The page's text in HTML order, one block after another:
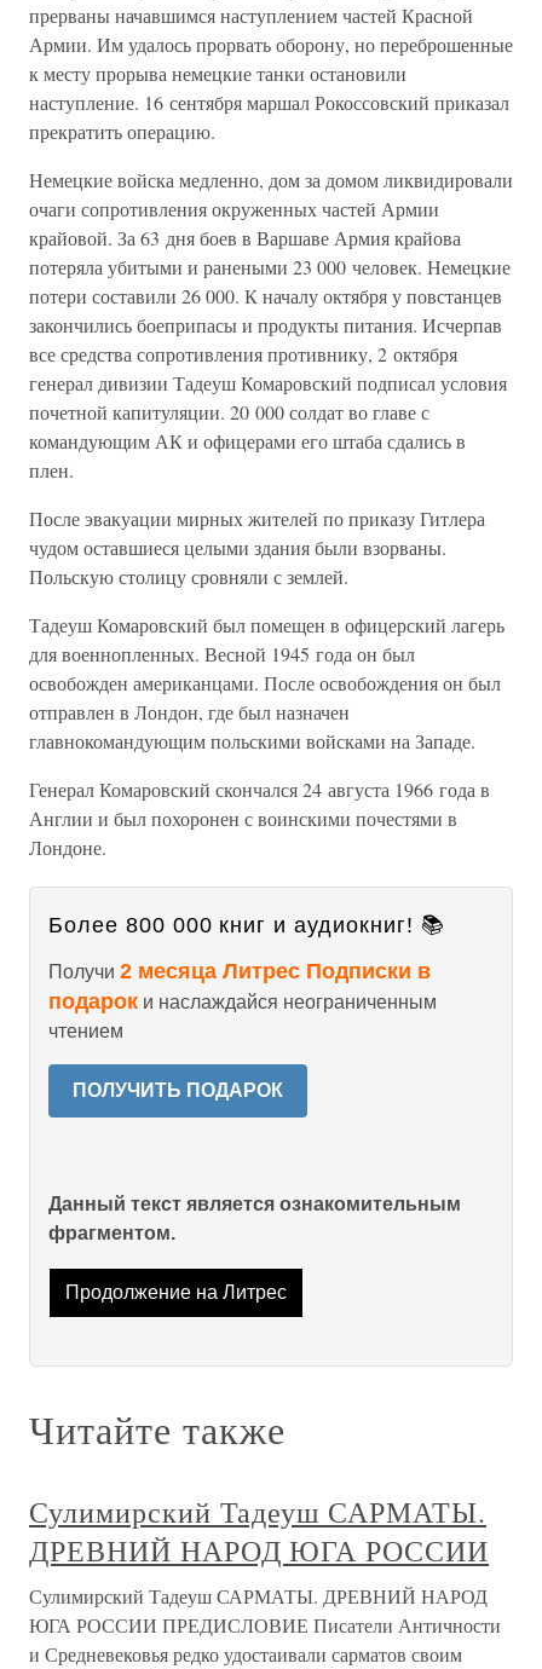
прерваны начавшимся наступлением частей Красной
Армии. Им удалось прорвать оборону, но переброшенные
к месту прорыва немецкие танки остановили
наступление. 16 сентября маршал Рокоссовский приказал
прекратить операцию.
Немецкие войска медленно, дом за домом ликвидировали
очаги сопротивления окруженных частей Армии
крайовой. За 63 дня боев в Варшаве Армия крайова
потеряла убитыми и ранеными 23 000 человек. Немецкие
потери составили 26 000. К началу октября у повстанцев
закончились боеприпасы и продукты питания. Исчерпав
все средства сопротивления противнику, 2 октября
генерал дивизии Тадеуш Комаровский подписал условия
почетной капитуляции. 20 000 солдат во главе с
командующим АК и офицерами его штаба сдались в
плен.
После эвакуации мирных жителей по приказу Гитлера
чудом оставшиеся целыми здания были взорваны.
Польскую столицу сровняли с землей.
Тадеуш Комаровский был помещен в офицерский лагерь
для военнопленных. Весной 1945 года он был
освобожден американцами. После освобождения он был
отправлен в Лондон, где был назначен
главнокомандующим польскими войсками на Западе.
Генерал Комаровский скончался 24 августа 1966 года в
Англии и был похоронен с воинскими почестями в
Лондоне.
Более 800 000 книг и аудиокниг! 📚
Получи 2 месяца Литрес Подписки в
подарок и наслаждайся неограниченным
чтением
ПОЛУЧИТЬ ПОДАРОК
Данный текст является ознакомительным
фрагментом.
Продолжение на Литрес
Читайте также
Сулимирский Тадеуш САРМАТЫ.
ДРЕВНИЙ НАРОД ЮГА РОССИИ
Сулимирский Тадеуш САРМАТЫ. ДРЕВНИЙ НАРОД
ЮГА РОССИИ ПРЕДИСЛОВИЕ Писатели Античности
и Средневековья редко удостаивали сарматов своим